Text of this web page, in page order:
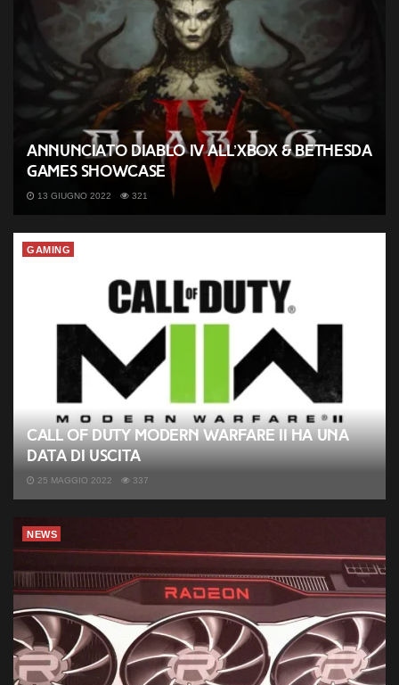
Annunciato Diablo IV all’Xbox & Bethesda
Games Showcase
13 GIUGNO 2022 321
GAMING
Call of Duty Modern Warfare II ha una
data di uscita
25 MAGGIO 2022 337
NEWS